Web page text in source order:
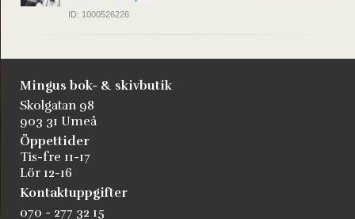
ID: 1000526226
Mingus bok- & skivbutik
Skolgatan 98
903 31 Umeå
Öppettider
Tis-fre 11-17
Lör 12-16
Kontaktuppgifter
070 - 277 32 15